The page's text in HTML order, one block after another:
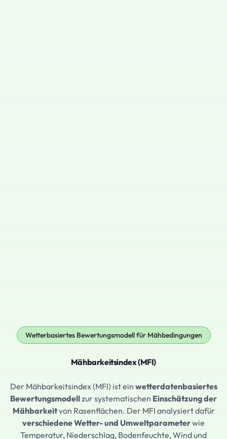
Wetterbasiertes Bewertungsmodell für Mähbedingungen
Mähbarkeitsindex (MFI)
Der Mähbarkeitsindex (MFI) ist ein wetterdatenbasiertes
Bewertungsmodellzur systematischen Einschätzung der
Mähbarkeitvon Rasenflächen. Der MFI analysiert dafür
verschiedene Wetter- und Umweltparameterwie
Temperatur, Niederschlag, Bodenfeuchte, Wind und